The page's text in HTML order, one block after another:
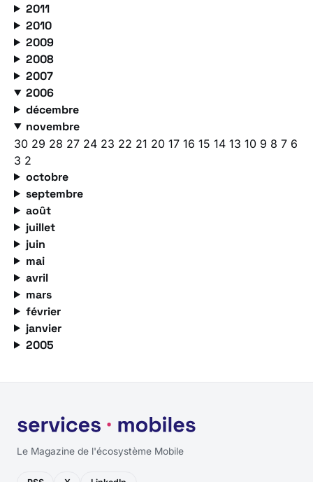
2011
2010
2009
2008
2007
2006
décembre
novembre
30 29 28 27 24 23 22 21 20 17 16 15 14 13 10 9 8 7 6
3 2
octobre
septembre
août
juillet
juin
mai
avril
mars
février
janvier
2005
Le Magazine de l'écosystème Mobile